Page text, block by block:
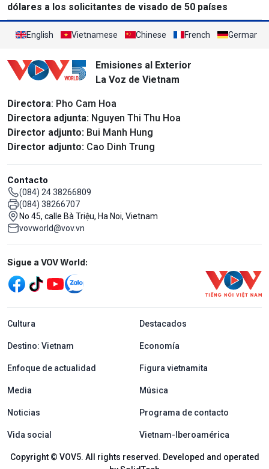
dólares a los solicitantes de visado de 50 países
English Vietnamese Chinese French German
Emisiones al Exterior
La Voz de Vietnam
Directora: Pho Cam Hoa
Directora adjunta: Nguyen Thi Thu Hoa
Director adjunto: Bui Manh Hung
Director adjunto: Cao Dinh Trung
Contacto
(084) 24 38266809
(084) 38266707
No 45, calle Bà Triệu, Ha Noi, Vietnam
vovworld@vov.vn
Mạng xã hội
Sigue a VOV World:
menu footer tiếng Tây ban nha
Cultura Destacados
Destino: Vietnam Economía
Enfoque de actualidad Figura vietnamita
Media Música
Noticias Programa de contacto
Vida social Vietnam-Iberoamérica
Copyright © VOV5. All rights reserved. Developed and operated